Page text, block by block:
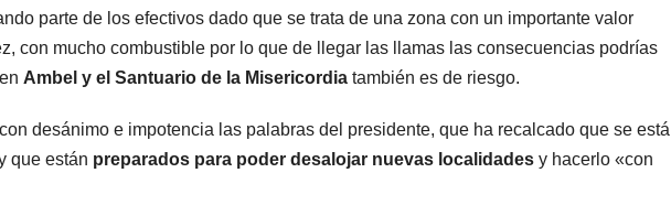
parte de los efectivos dado que se trata de una zona con un importante valor
con mucho combustible por lo que de llegar las llamas las consecuencias podrías
Ambel y el Santuario de la Misericordia también es de riesgo.
desánimo e impotencia las palabras del presidente, que ha recalcado que se está
que están preparados para poder desalojar nuevas localidades y hacerlo «con